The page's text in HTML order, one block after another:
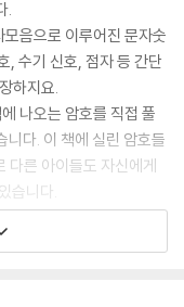
.
음으로 이루어진 문자숫
, 수기 신호, 점자 등 간단
하지요.
나오는 암호를 직접 풀
니다. 이 책에 실린 암호들
른 아이들도 자신에게
습니다.
있습니다. 암호는 모든
리력을 높이는 장치가 됩